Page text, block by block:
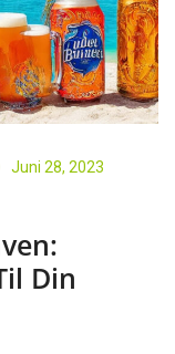
Juni 28, 2023
Din